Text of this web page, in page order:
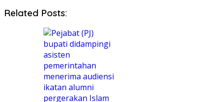
Related Posts: